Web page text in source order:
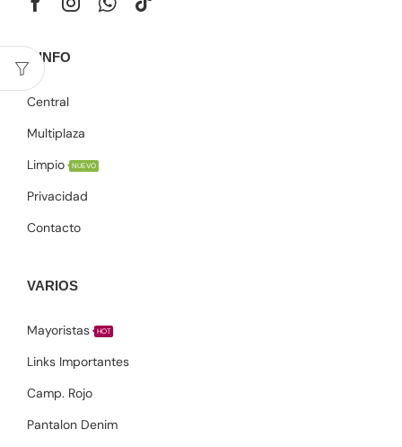
+ INFO
Central
Multiplaza
Limpio
NUEVO
Privacidad
Contacto
VARIOS
Mayoristas HOT
Links Importantes
Camp. Rojo
Pantalon Denim